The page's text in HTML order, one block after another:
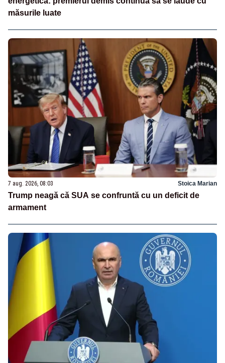
măsurile luate
7 aug. 2026, 08:03 Stoica Marian
Trump neagă că SUA se confruntă cu un deficit de
armament